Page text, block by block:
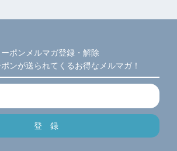
ーポンメルマガ登録・解除
ンが送られてくるお得なメルマガ！